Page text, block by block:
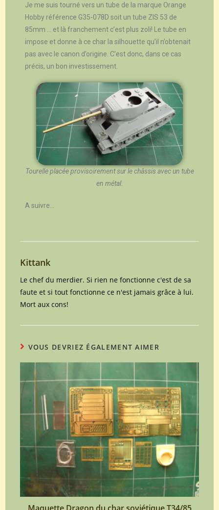
Je me suis tourné vers un tube de la marque Orange
Hobby référence G35-078D soit un tube ZIS 53 de
85mm … et là franchement c’est plus zoli! Le tube en
impose et donne à ce char la silhouette qu’il n’obtenait
pas avec le canon d’origine. C’est donc, dans ce cas
précis, un bon investissement.
Tourelle placée provisoirement sur le châssis avec un tube
en métal.
A suivre…
Kittank
Le chef du merdier. Si rien ne fonctionne c'est de sa
faute et si tout fonctionne ce n'est jamais grâce à lui.
Mort aux cons!
VOUS DEVRIEZ ÉGALEMENT AIMER